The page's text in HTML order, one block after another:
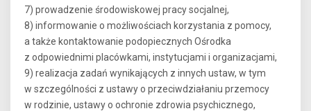
7) prowadzenie środowiskowej pracy socjalnej,
8) informowanie o możliwościach korzystania z pomocy,
a także kontaktowanie podopiecznych Ośrodka
z odpowiednimi placówkami, instytucjami i organizacjami,
9) realizacja zadań wynikających z innych ustaw, w tym
w szczególności z ustawy o przeciwdziałaniu przemocy
w rodzinie, ustawy o ochronie zdrowia psychicznego,